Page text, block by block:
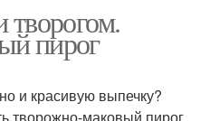
пирог
и красивую выпечку?
творожно-маковый пирог